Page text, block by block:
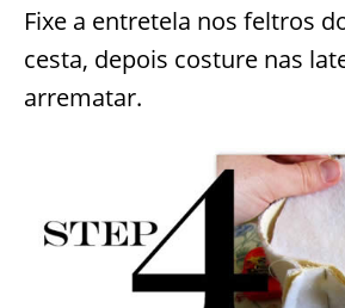
Fixe a entretela nos feltros
cesta, depois costure nas
arrematar.